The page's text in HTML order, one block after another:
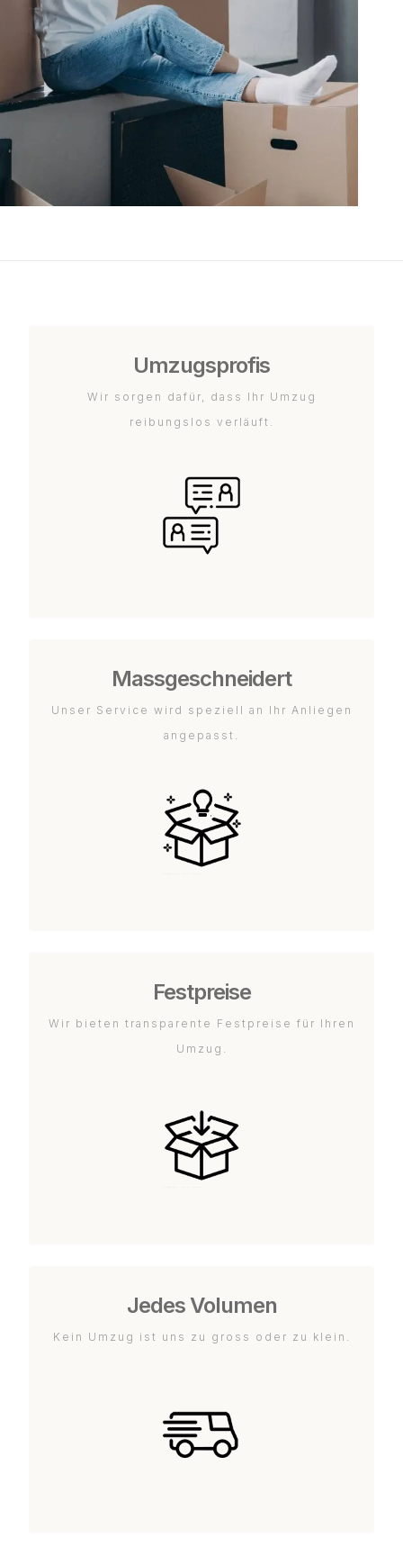
Umzugsprofis
Wir sorgen dafür, dass Ihr Umzug
reibungslos verläuft.
Massgeschneidert
Unser Service wird speziell an Ihr Anliegen
angepasst.
Festpreise
Wir bieten transparente Festpreise für Ihren
Umzug.
Jedes Volumen
Kein Umzug ist uns zu gross oder zu klein.